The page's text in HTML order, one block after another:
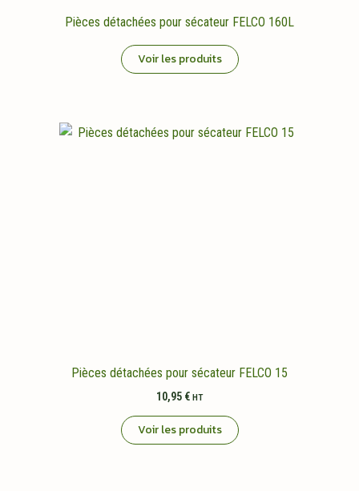
Pièces détachées pour sécateur FELCO 160L
Voir les produits
Pièces détachées pour sécateur FELCO 15
10,95 € HT
Voir les produits